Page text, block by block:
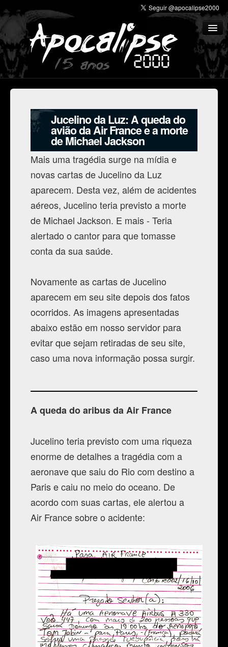
Crenças
Literatura
Cemitério de sites
Contato
Jucelino da Luz: A queda do
avião da Air France e a morte
de Michael Jackson
Mais uma tragédia surge na mídia e
novas cartas de Jucelino da Luz
aparecem. Desta vez, além de acidentes
aéreos, Jucelino teria previsto a morte
de Michael Jackson. E mais - Teria
alertado o cantor para que tomasse
conta da sua saúde.
Novamente as cartas de Jucelino
aparecem em seu site depois dos fatos
ocorridos. As imagens apresentadas
abaixo estão em nosso servidor para
evitar que sejam retiradas de seu site,
caso uma nova informação possa surgir.
A queda do aribus da Air France
Jucelino teria previsto com uma riqueza
enorme de detalhes a tragédia com a
aeronave que saiu do Rio com destino a
Paris e caiu no meio do oceano. De
acordo com suas cartas, ele alertou a
Air France sobre o acidente: